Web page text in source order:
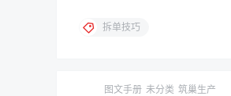
拆单技巧
图文手册 未分类 筑巢生产